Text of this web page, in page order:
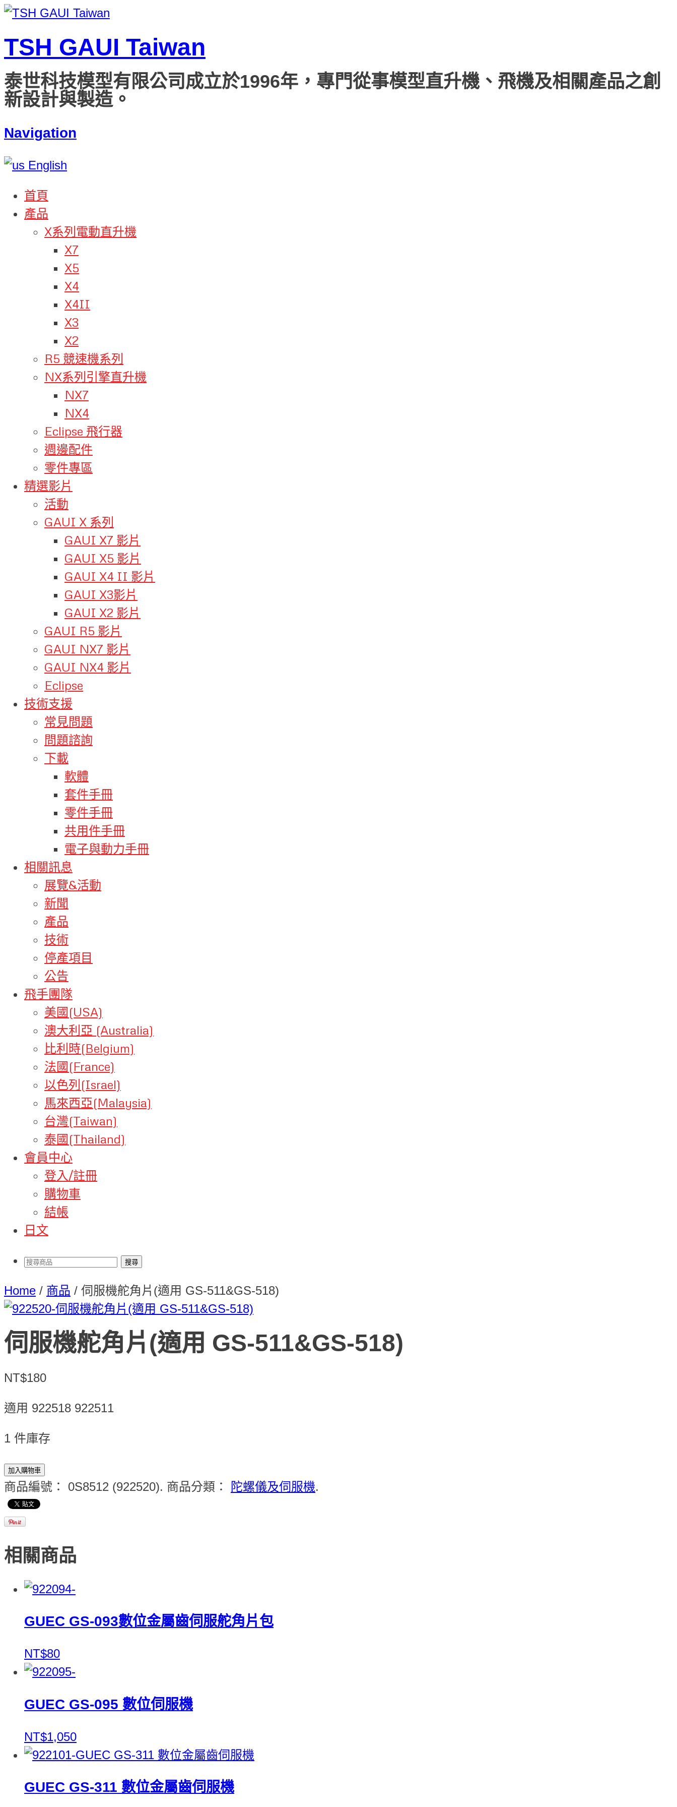
TSH GAUI Taiwan
泰世科技模型有限公司成立於1996年，專門從事模型直升機、飛機及相關產品之創
新設計與製造。
Navigation
English
首頁
產品
X系列電動直升機
X7
X5
X4
X4II
X3
X2
R5 競速機系列
NX系列引擎直升機
NX7
NX4
Eclipse 飛行器
週邊配件
零件專區
精選影片
活動
GAUI X 系列
GAUI X7 影片
GAUI X5 影片
GAUI X4 II 影片
GAUI X3影片
GAUI X2 影片
GAUI R5 影片
GAUI NX7 影片
GAUI NX4 影片
Eclipse
技術支援
常見問題
問題諮詢
下載
軟體
套件手冊
零件手冊
共用件手冊
電子與動力手冊
相關訊息
展覽&活動
新聞
產品
技術
停產項目
公告
飛手團隊
美國(USA)
澳大利亞 (Australia)
比利時(Belgium)
法國(France)
以色列(Israel)
馬來西亞(Malaysia)
台灣(Taiwan)
泰國(Thailand)
會員中心
登入/註冊
購物車
結帳
日文
Home / 商品 / 伺服機舵角片(適用 GS-511&GS-518)
伺服機舵角片(適用 GS-511&GS-518)
NT$180
適用 922518 922511
1 件庫存
加入購物車
商品編號： 0S8512 (922520). 商品分類： 陀螺儀及伺服機.
相關商品
GUEC GS-093數位金屬齒伺服舵角片包
NT$80
GUEC GS-095 數位伺服機
NT$1,050
GUEC GS-311 數位金屬齒伺服機